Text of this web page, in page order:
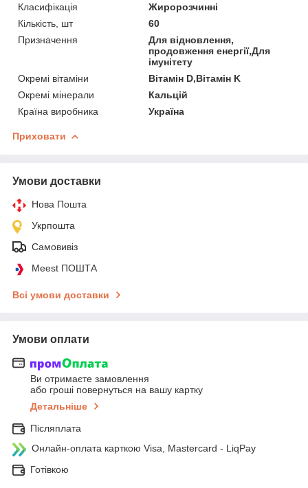
Класифікація
Жиророзчинні
Кількість, шт
60
Призначення
Для відновлення,
продовження енергії,Для
імунітету
Окремі вітаміни
Вітамін D,Вітамін K
Окремі мінерали
Кальцій
Країна виробника
Україна
Приховати
Умови доставки
Нова Пошта
Укрпошта
Самовивіз
Meest ПОШТА
Всі умови доставки
Умови оплати
Ви отримаєте замовлення
або гроші повернуться на вашу картку
Детальніше
Післяплата
Онлайн-оплата карткою Visa, Mastercard - LiqPay
Готівкою